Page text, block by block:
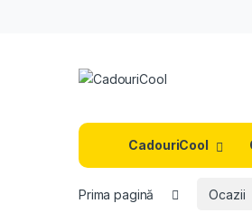
CadouriCool
Prima pagină Ocazii